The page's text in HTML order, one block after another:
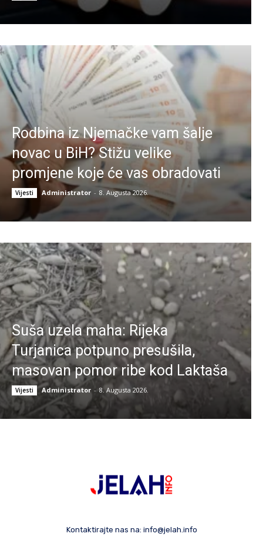
Rodbina iz Njemačke vam šalje
novac u BiH? Stižu velike
promjene koje će vas obradovati
Vijesti Administrator - 8. Augusta 2026.
Suša uzela maha: Rijeka
Turjanica potpuno presušila,
masovan pomor ribe kod Laktaša
Vijesti Administrator - 8. Augusta 2026.
Kontaktirajte nas na: info@jelah.info